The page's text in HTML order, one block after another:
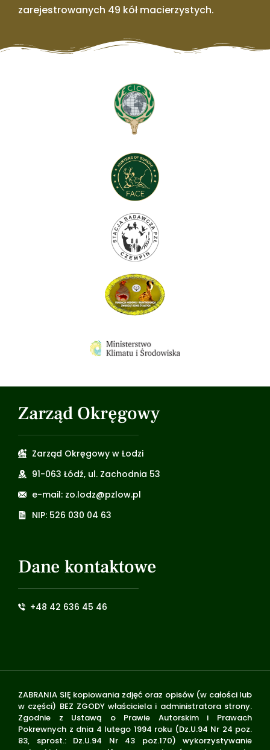
zarejestrowanych 49 kół macierzystych.
Zarząd Okręgowy
Zarząd Okręgowy w Łodzi
91-063 Łódź, ul. Zachodnia 53
e-mail: zo.lodz@pzlow.pl
NIP: 526 030 04 63
Dane kontaktowe
+48 42 636 45 46
ZABRANIA SIĘ kopiowania zdjęć oraz opisów (w całości lub
w części) BEZ ZGODY właściciela i administratora strony.
Zgodnie z Ustawą o Prawie Autorskim i Prawach
Pokrewnych z dnia 4 lutego 1994 roku (Dz.U.94 Nr 24 poz.
83, sprost.: Dz.U.94 Nr 43 poz.170) wykorzystywanie